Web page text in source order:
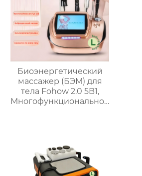
Биоэнергетический
массажер (БЭМ) для
тела Fohow 2.0 5B1,
Многофункциональное